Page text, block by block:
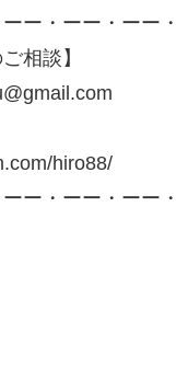
ー・ーー・ーー
相談】
hiro88/
ー・ーー・ーー